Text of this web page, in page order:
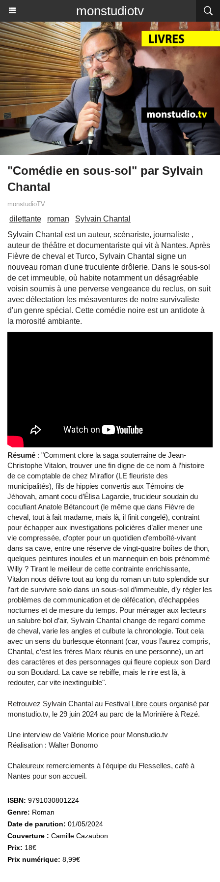
monstudiotv
"Comédie en sous-sol" par Sylvain
Chantal
monstudioTV
dilettante roman
Sylvain Chantal
Sylvain Chantal est un auteur, scénariste, journaliste ,
auteur de théâtre et documentariste qui vit à Nantes. Après
Fièvre de cheval et Turco, Sylvain Chantal signe un
nouveau roman d'une truculente drôlerie. Dans le sous-sol
de cet immeuble, où habite notamment un désagréable
voisin soumis à une perverse vengeance du reclus, on suit
avec délectation les mésaventures de notre survivaliste
d'un genre spécial. Cette comédie noire est un antidote à
la morosité ambiante.
Résumé : "Comment clore la saga souterraine de Jean-
Christophe Vitalon, trouver une fin digne de ce nom à l’histoire
de ce comptable de chez Miraflor (LE fleuriste des
municipalités), fils de hippies convertis aux Témoins de
Jéhovah, amant cocu d’Élisa Lagardie, trucideur soudain du
cocufiant Anatole Bétancourt (le même que dans Fièvre de
cheval, tout à fait madame, mais là, il finit congelé), contraint
pour échapper aux investigations policières d’aller mener une
vie compressée, d’opter pour un quotidien d’emboîté-vivant
dans sa cave, entre une réserve de vingt-quatre boîtes de thon,
quelques peintures inouïes et un mannequin en bois prénommé
Willy ? Tirant le meilleur de cette contrainte enrichissante,
Vitalon nous délivre tout au long du roman un tuto splendide sur
l’art de survivre solo dans un sous-sol d’immeuble, d’y régler les
problèmes de communication et de défécation, d’échappées
nocturnes et de mesure du temps. Pour ménager aux lecteurs
un salubre bol d’air, Sylvain Chantal change de regard comme
de cheval, varie les angles et culbute la chronologie. Tout cela
avec un sens du burlesque étonnant (car, vous l’aurez compris,
Chantal, c’est les frères Marx réunis en une personne), un art
des caractères et des personnages qui fleure copieux son Dard
ou son Boudard. La cave se rebiffe, mais le rire est là, à
redouter, car vite inextinguible".
Retrouvez Sylvain Chantal au Festival Libre cours organisé par
monstudio.tv, le 29 juin 2024 au parc de la Morinière à Rezé.
Une interview de Valérie Morice pour Monstudio.tv
Réalisation : Walter Bonomo
Chaleureux remerciements à l'équipe du Flesselles, café à
Nantes pour son accueil.
ISBN: 9791030801224
Genre: Roman
Date de parution: 01/05/2024
Couverture : Camille Cazaubon
Prix: 18€
Prix numérique: 8,99€